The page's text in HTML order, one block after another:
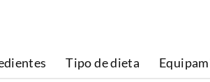
Tipo de dieta